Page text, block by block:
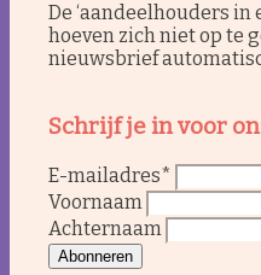
Handvest
Doe mee
De ‘aandeelhouders in
hoeven zich niet op te
nieuwsbrief
Schrijf je in voor
E-mailadres*
Voornaam
Achternaam
Abonneren